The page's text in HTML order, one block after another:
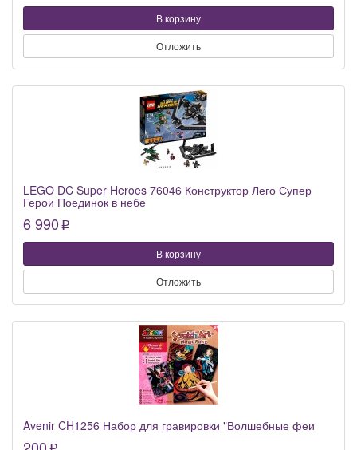
В корзину
Отложить
LEGO DC Super Heroes 76046 Конструктор Лего Супер
Герои Поединок в небе
6 990 p
В корзину
Отложить
Avenir CH1256 Набор для гравировки "Волшебные феи